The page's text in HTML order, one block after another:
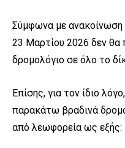
Σύμφωνα με ανακοίνωση
23 Μαρτίου 2026 δεν θα
δρομολόγιο σε όλο το
Επίσης, για τον ίδιο
παρακάτω βραδινά
από λεωφορεία ως εξής: